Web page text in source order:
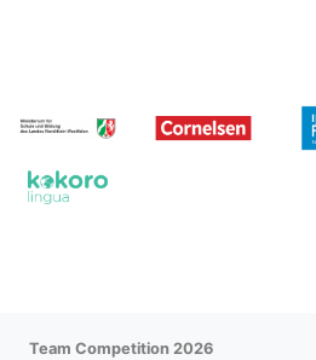
Team Competition 2026